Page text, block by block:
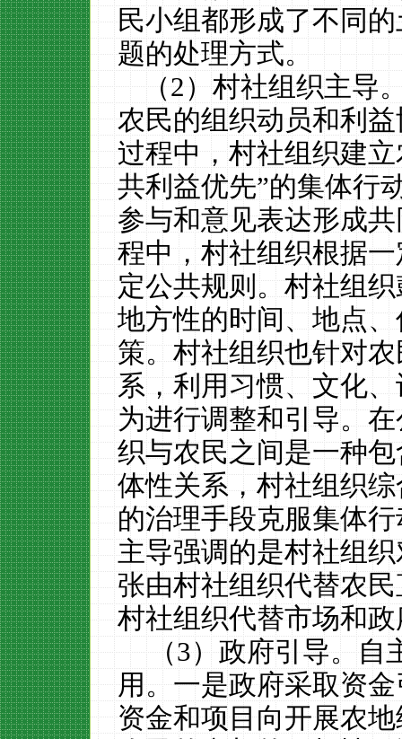
民小组都形成了不同
题的处理方式。
（2）村社组织主导
农民的组织动员和利
过程中，村社组织建
共利益优先”的集体行
参与和意见表达形成
程中，村社组织根据
定公共规则。村社组
地方性的时间、地点
策。村社组织也针对
系，利用习惯、文化
为进行调整和引导。
织与农民之间是一种
体性关系，村社组织
的治理手段克服集体
主导强调的是村社组
张由村社组织代替农
村社组织代替市场和
（3）政府引导。自
用。一是政府采取资
资金和项目向开展农